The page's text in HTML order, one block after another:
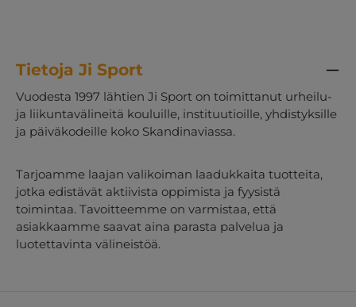
Tietoja Ji Sport
Vuodesta 1997 lähtien Ji Sport on toimittanut urheilu-
ja liikuntavälineitä kouluille, instituutioille, yhdistyksille
ja päiväkodeille koko Skandinaviassa.
Tarjoamme laajan valikoiman laadukkaita tuotteita,
jotka edistävät aktiivista oppimista ja fyysistä
toimintaa. Tavoitteemme on varmistaa, että
asiakkaamme saavat aina parasta palvelua ja
luotettavinta välineistöä.